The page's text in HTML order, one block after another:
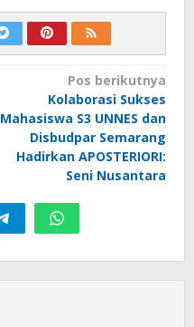
Pos berikutnya
Kolaborasi Sukses
Mahasiswa S3 UNNES dan
Disbudpar Semarang
Hadirkan APOSTERIORI:
Seni Nusantara